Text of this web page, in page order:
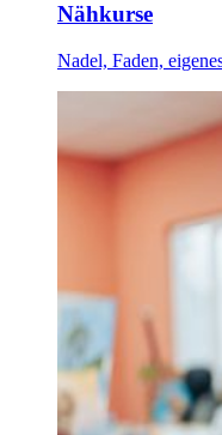
Nähkurse
Nadel, Faden,